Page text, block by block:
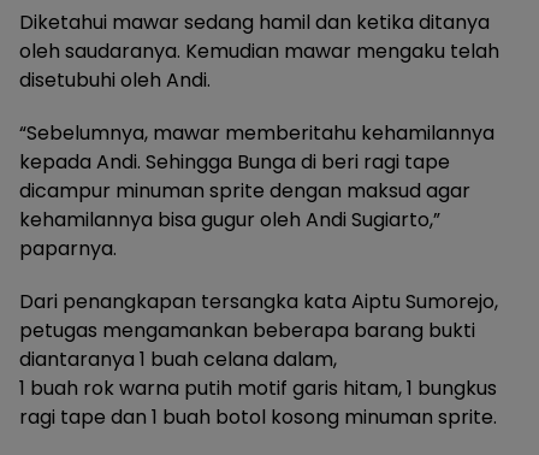
Diketahui mawar sedang hamil dan ketika ditanya
oleh saudaranya. Kemudian mawar mengaku telah
disetubuhi oleh Andi.
“Sebelumnya, mawar memberitahu kehamilannya
kepada Andi. Sehingga Bunga di beri ragi tape
dicampur minuman sprite dengan maksud agar
kehamilannya bisa gugur oleh Andi Sugiarto,”
paparnya.
Dari penangkapan tersangka kata Aiptu Sumorejo,
petugas mengamankan beberapa barang bukti
diantaranya 1 buah celana dalam,
1 buah rok warna putih motif garis hitam, 1 bungkus
ragi tape dan 1 buah botol kosong minuman sprite.